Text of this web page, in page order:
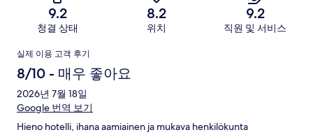
9.2
청결 상태
8.2
위치
9.2
직원 및 서비스
이
용
후
기
실제 이용 고객 후기
8/10 - 매우 좋아요
2026년 7월 18일
Google 번역 보기
Hieno hotelli, ihana aamiainen ja mukava henkilökunta